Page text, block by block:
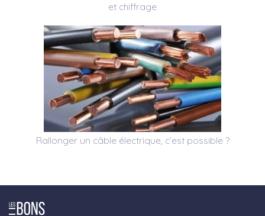
et chiffrage
Rallonger un câble électrique, c’est possible ?